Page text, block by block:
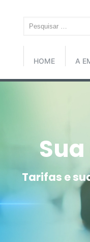
HOME A
Tarifas e